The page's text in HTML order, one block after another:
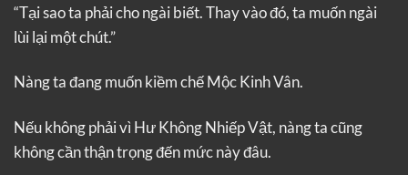
“Tại sao ta phải cho ngài biết. Thay vào đó, ta muốn ngài
lùi lại một chút.”
Nàng ta đang muốn kiềm chế Mộc Kinh Vân.
Nếu không phải vì Hư Không Nhiếp Vật, nàng ta cũng
không cần thận trọng đến mức này đâu.